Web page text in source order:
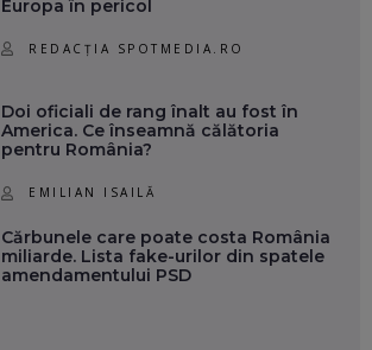
Europa în pericol
REDACȚIA SPOTMEDIA.RO
Doi oficiali de rang înalt au fost în
America. Ce înseamnă călătoria
pentru România?
EMILIAN ISAILĂ
Cărbunele care poate costa România
miliarde. Lista fake-urilor din spatele
amendamentului PSD